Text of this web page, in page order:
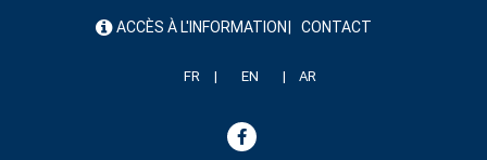
menu ACCÈS À L'INFORMATION CONTACT
FR EN AR